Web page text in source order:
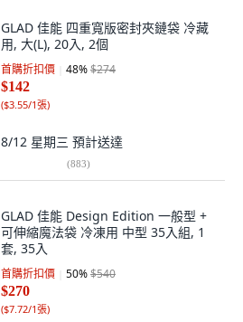
GLAD 佳能 四重寬版密封夾鏈袋 冷藏
用, 大(L), 20入, 2個
首購折扣價 48%$274
$142
($3.55/1張)
8/12 星期三 預計送達
(883)
GLAD 佳能 Design Edition 一般型 +
可伸縮魔法袋 冷凍用 中型 35入組, 1
套, 35入
首購折扣價 50%$540
$270
($7.72/1張)